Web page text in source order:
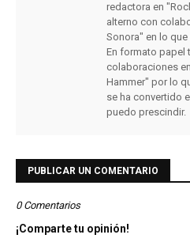
redactora en
alterno con
Sonora" en lo
En formato papel
colaboraciones
Hammer" por lo
se ha convertido
puedo prescindir.
PUBLICAR UN COMENTARIO
0 Comentarios
¡Comparte tu opinión!